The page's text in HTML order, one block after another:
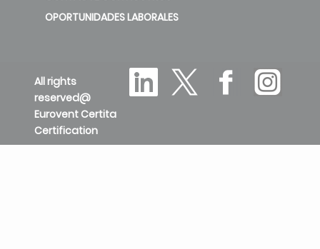
OPORTUNIDADES LABORALES
All rights
reserved@
Eurovent Certita
Certification